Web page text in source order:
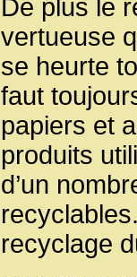
De plus le
vertueuse
se heurte
faut
papiers et
produits
d’un
recyclage